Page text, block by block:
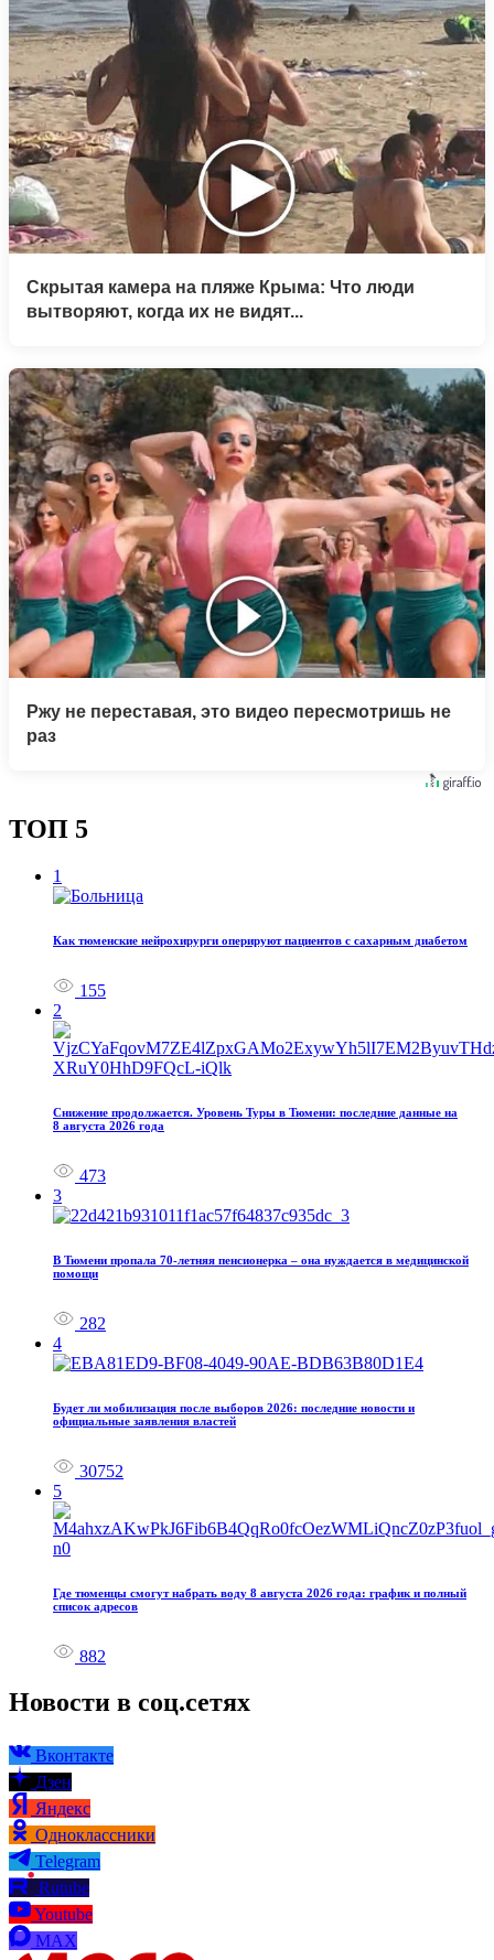
Скрытая камера на пляже Крыма: Что люди
вытворяют, когда их не видят...
Ржу не переставая, это видео пересмотришь не
раз
ТОП 5
1
Как тюменские нейрохирурги оперируют пациентов с сахарным диабетом
155
2
Снижение продолжается. Уровень Туры в Тюмени: последние данные на
8 августа 2026 года
473
3
В Тюмени пропала 70‑летняя пенсионерка – она нуждается в медицинской
помощи
282
4
Будет ли мобилизация после выборов 2026: последние новости и
официальные заявления властей
30752
5
Где тюменцы смогут набрать воду 8 августа 2026 года: график и полный
список адресов
882
Новости в соц.сетях
Вконтакте
Дзен
Яндекс
Одноклассники
Telegram
Rutube
Youtube
MAX